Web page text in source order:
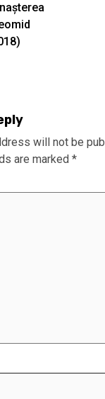
will not be
are marked *